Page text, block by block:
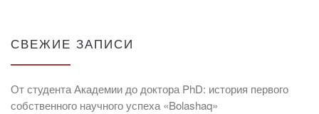
СВЕЖИЕ ЗАПИСИ
От студента Академии до доктора PhD: история первого
собственного научного успеха «Bolashaq»